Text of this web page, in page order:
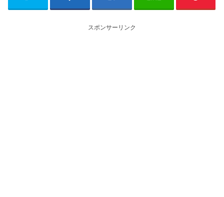
スポンサーリンク